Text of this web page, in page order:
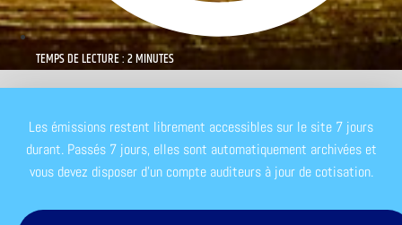
TEMPS DE LECTURE : 2 MINUTES
Les émissions restent librement accessibles sur le site 7 jours
durant. Passés 7 jours, elles sont automatiquement archivées et
vous devez disposer d'un compte auditeurs à jour de cotisation.